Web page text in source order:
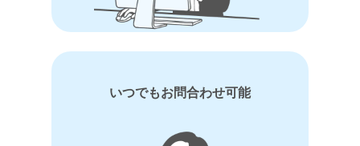
いつでもお問合わせ可能